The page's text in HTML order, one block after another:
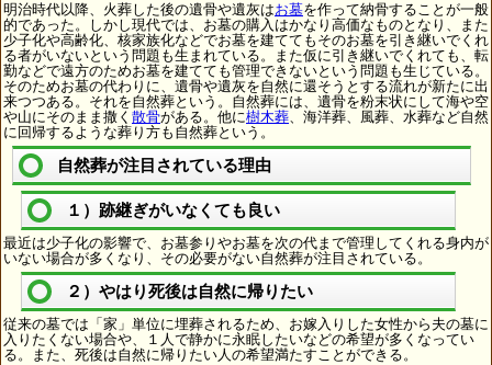
明治時代以降、火葬した後の遺骨や遺灰はお墓を作って納骨することが一般
的であった。しかし現代では、お墓の購入はかなり高価なものとなり、また
少子化や高齢化、核家族化などでお墓を建ててもそのお墓を引き継いでくれ
る者がいないという問題も生まれている。また仮に引き継いでくれても、転
勤などで遠方のためお墓を建てても管理できないという問題も生じている。
そのためお墓の代わりに、遺骨や遺灰を自然に還そうとする流れが新たに出
来つつある。それを自然葬という。自然葬には、遺骨を粉末状にして海や空
や山にそのまま撒く 散骨がある。他に樹木葬、海洋葬、風葬、水葬など自然
に回帰するような葬り方も自然葬という。
自然葬が注目されている理由
１）跡継ぎがいなくても良い
最近は少子化の影響で、お墓参りやお墓を次の代まで管理してくれる身内が
いない場合が多くなり、その必要がない自然葬が注目されている。
２）やはり死後は自然に帰りたい
従来の墓では「家」単位に埋葬されるため、お嫁入りした女性から夫の墓に
入りたくない場合や、１人で静かに永眠したいなどの希望が多くなってい
る。また、死後は自然に帰りたい人の希望満たすことができる。